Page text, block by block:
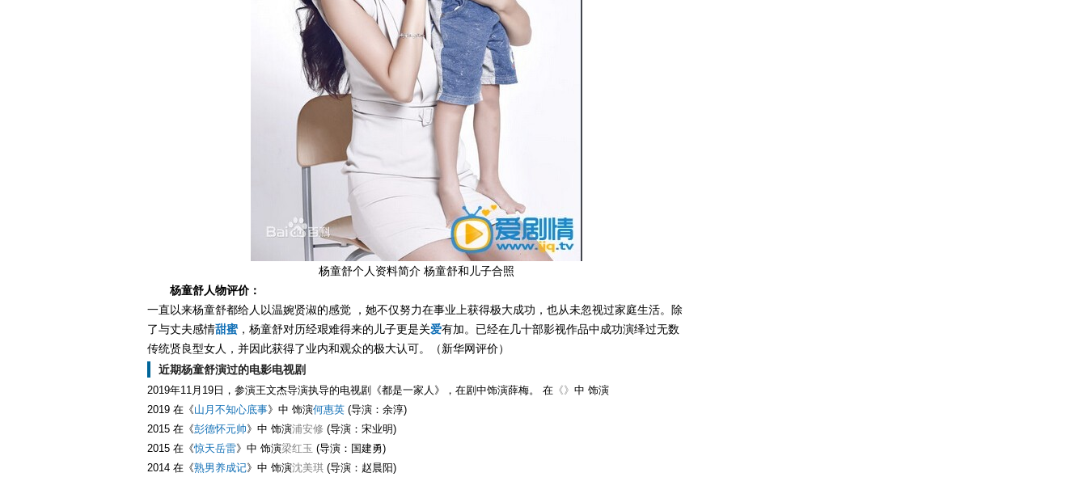
杨童舒个人资料简介 杨童舒和儿子合照
杨童舒人物评价：
一直以来杨童舒都给人以温婉贤淑的感觉 ，她不仅努力在事业上获得极大成功，也从未忽视过家庭生活。除
了与丈夫感情甜蜜 ，杨童舒对历经艰难得来的儿子更是关爱有加。已经在几十部影视作品中成功演绎过无数
传统贤良型女人，并因此获得了业内和观众的极大认可。（新华网评价）
近期杨童舒演过的电影电视剧
2019年11月19日，参演王文杰导演执导的电视剧《都是一家人》，在剧中饰演薛梅。 在 《》 中 饰演
2019 在《山月不知心底事》中 饰演何惠英 (导演：余淳)
2015 在《彭德怀元帅》中 饰演浦安修 (导演：宋业明)
2015 在《惊天岳雷》中 饰演梁红玉 (导演：国建勇)
2014 在《熟男养成记》中 饰演沈美琪 (导演：赵晨阳)